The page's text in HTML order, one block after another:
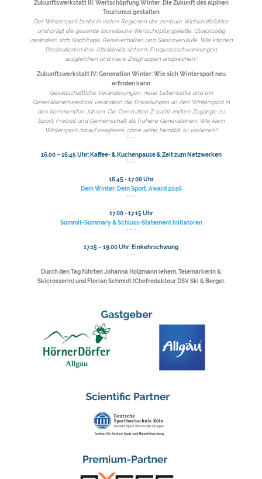
Zukunftswerkstatt III: Wertschöpfung Winter: Die Zukunft des alpinen
Tourismus gestalten
Der Wintersport bleibt in vielen Regionen der zentrale Wirtschaftsfaktor
und prägt die gesamte touristische Wertschöpfungskette. Gleichzeitig
verändern sich Nachfrage, Reiseverhalten und Saisonverläufe. Wie können
Destinationen ihre Attraktivität sichern, Frequenzschwankungen
ausgleichen und neue Zielgruppen ansprechen?
Zukunftswerkstatt IV: Generation Winter: Wie sich Wintersport neu
erfinden kann
Gesellschaftliche Veränderungen, neue Lebensstile und ein
Generationenwechsel verändern die Erwartungen an den Wintersport in
den kommenden Jahren. Die Generation Z sucht andere Zugänge zu
Sport, Freizeit und Gemeinschaft als frühere Generationen. Wie kann
Wintersport darauf reagieren, ohne seine Identität zu verlieren?
* * *
16.00 – 16.45 Uhr: Kaffee- & Kuchenpause & Zeit zum Netzwerken
* * *
16.45 - 17.00 Uhr
Dein Winter. Dein Sport. Award 2026
* * *
17.00 - 17.15 Uhr
Summit-Summary & Schluss-Statement Initiatoren
* * *
17.15 – 19.00 Uhr: Einkehrschwung
* * *
Durch den Tag führten Johanna Holzmann (ehem. Telemarkerin &
Skicrosserin) und Florian Schmidt (Chefredakteur DSV Ski & Berge).